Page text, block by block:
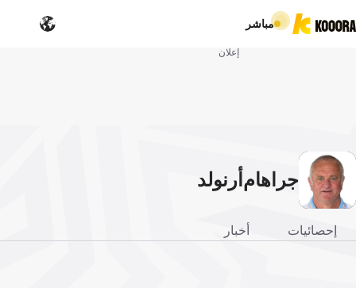
مباشر
إعلان
جراهام أرنولد
إحصائيات أخبار